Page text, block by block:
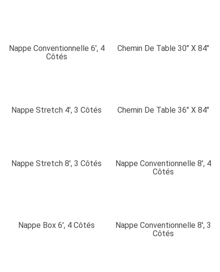
Nappe Conventionnelle 6′, 4
Côtés
Chemin De Table 30″ X 84″
Nappe Stretch 4′, 3 Côtés Chemin De Table 36″ X 84″
Nappe Stretch 8′, 3 Côtés
Nappe Conventionnelle 8′, 4
Côtés
Nappe Box 6′, 4 Côtés
Nappe Conventionnelle 8′, 3
Côtés